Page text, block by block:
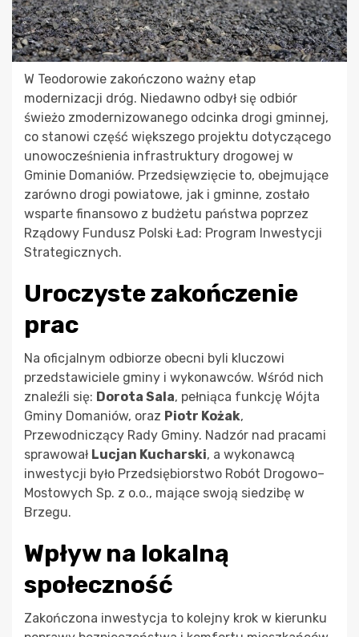
W Teodorowie zakończono ważny etap
modernizacji dróg. Niedawno odbył się odbiór
świeżo zmodernizowanego odcinka drogi gminnej,
co stanowi część większego projektu dotyczącego
unowocześnienia infrastruktury drogowej w
Gminie Domaniów. Przedsięwzięcie to, obejmujące
zarówno drogi powiatowe, jak i gminne, zostało
wsparte finansowo z budżetu państwa poprzez
Rządowy Fundusz Polski Ład: Program Inwestycji
Strategicznych.
Uroczyste zakończenie
prac
Na oficjalnym odbiorze obecni byli kluczowi
przedstawiciele gminy i wykonawców. Wśród nich
znaleźli się: Dorota Sala, pełniąca funkcję Wójta
Gminy Domaniów, oraz Piotr Kożak,
Przewodniczący Rady Gminy. Nadzór nad pracami
sprawował Lucjan Kucharski, a wykonawcą
inwestycji było Przedsiębiorstwo Robót Drogowo–
Mostowych Sp. z o.o., mające swoją siedzibę w
Brzegu.
Wpływ na lokalną
społeczność
Zakończona inwestycja to kolejny krok w kierunku